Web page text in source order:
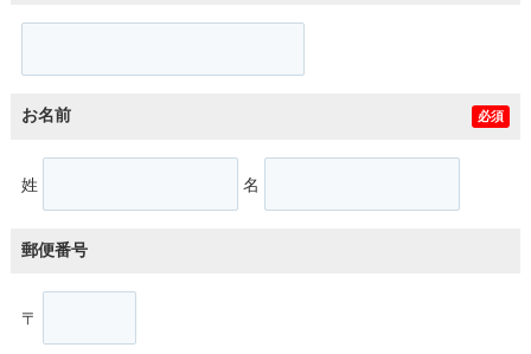
お名前 必須
姓 名
郵便番号
〒